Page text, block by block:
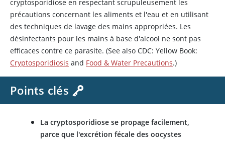
cryptosporidiose en respectant scrupuleusement les
précautions concernant les aliments et l'eau et en utilisant
des techniques de lavage des mains appropriées. Les
désinfectants pour les mains à base d'alcool ne sont pas
efficaces contre ce parasite. (See also CDC: Yellow Book:
Cryptosporidiosis and Food & Water Precautions.)
Points clés
La cryptosporidiose se propage facilement,
parce que l'excrétion fécale des oocystes